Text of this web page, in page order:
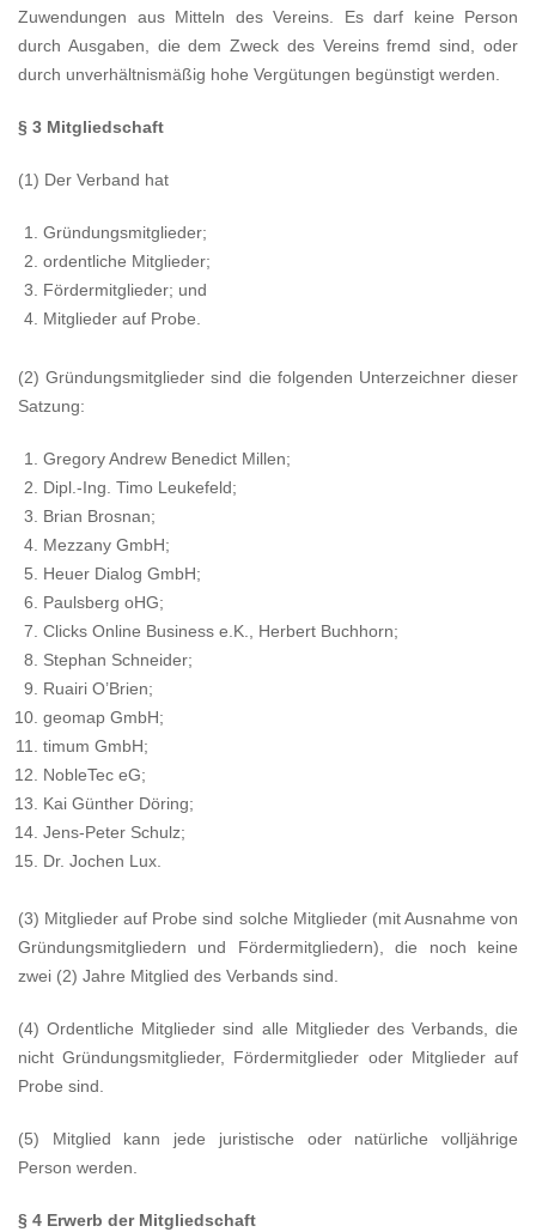
Zuwendungen aus Mitteln des Vereins. Es darf keine Person
durch Ausgaben, die dem Zweck des Vereins fremd sind, oder
durch unverhältnismäßig hohe Vergütungen begünstigt werden.
§ 3 Mitgliedschaft
(1) Der Verband hat
Gründungsmitglieder;
ordentliche Mitglieder;
Fördermitglieder; und
Mitglieder auf Probe.
(2) Gründungsmitglieder sind die folgenden Unterzeichner dieser
Satzung:
Gregory Andrew Benedict Millen;
Dipl.-Ing. Timo Leukefeld;
Brian Brosnan;
Mezzany GmbH;
Heuer Dialog GmbH;
Paulsberg oHG;
Clicks Online Business e.K., Herbert Buchhorn;
Stephan Schneider;
Ruairi O’Brien;
geomap GmbH;
timum GmbH;
NobleTec eG;
Kai Günther Döring;
Jens-Peter Schulz;
Dr. Jochen Lux.
(3) Mitglieder auf Probe sind solche Mitglieder (mit Ausnahme von
Gründungsmitgliedern und Fördermitgliedern), die noch keine
zwei (2) Jahre Mitglied des Verbands sind.
(4) Ordentliche Mitglieder sind alle Mitglieder des Verbands, die
nicht Gründungsmitglieder, Fördermitglieder oder Mitglieder auf
Probe sind.
(5) Mitglied kann jede juristische oder natürliche volljährige
Person werden.
§ 4 Erwerb der Mitgliedschaft